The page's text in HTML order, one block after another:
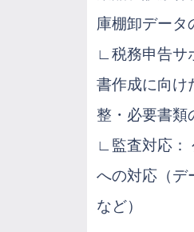
庫棚卸データ
∟税務申告サ
書作成に向け
整・必要書類
∟監査対応：
への対応（デ
など）